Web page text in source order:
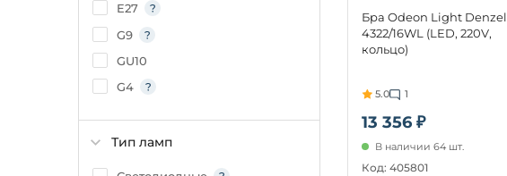
E27
G9
GU10
G4
Тип ламп
13 356 ₽
Бра Odeon Light Denzel
4322/16WL (LED, 220V,
кольцо)
5.0 1
В наличии 64 шт.
Код: 405801